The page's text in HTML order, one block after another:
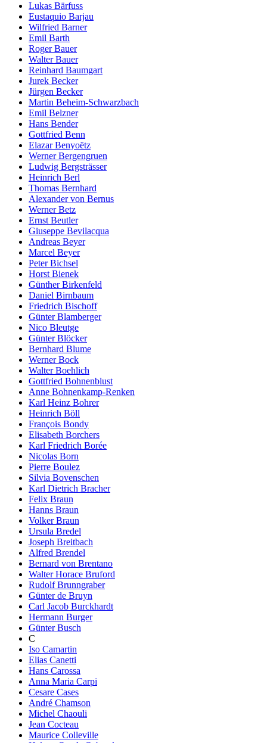
Lukas Bärfuss
Eustaquio Barjau
Wilfried Barner
Emil Barth
Roger Bauer
Walter Bauer
Reinhard Baumgart
Jurek Becker
Jürgen Becker
Martin Beheim-Schwarzbach
Emil Belzner
Hans Bender
Gottfried Benn
Elazar Benyoëtz
Werner Bergengruen
Ludwig Bergsträsser
Heinrich Berl
Thomas Bernhard
Alexander von Bernus
Werner Betz
Ernst Beutler
Giuseppe Bevilacqua
Andreas Beyer
Marcel Beyer
Peter Bichsel
Horst Bienek
Günther Birkenfeld
Daniel Birnbaum
Friedrich Bischoff
Günter Blamberger
Nico Bleutge
Günter Blöcker
Bernhard Blume
Werner Bock
Walter Boehlich
Gottfried Bohnenblust
Anne Bohnenkamp-Renken
Karl Heinz Bohrer
Heinrich Böll
François Bondy
Elisabeth Borchers
Karl Friedrich Borée
Nicolas Born
Pierre Boulez
Silvia Bovenschen
Karl Dietrich Bracher
Felix Braun
Hanns Braun
Volker Braun
Ursula Bredel
Joseph Breitbach
Alfred Brendel
Bernard von Brentano
Walter Horace Bruford
Rudolf Brunngraber
Günter de Bruyn
Carl Jacob Burckhardt
Hermann Burger
Günter Busch
C
Iso Camartin
Elias Canetti
Hans Carossa
Anna Maria Carpi
Cesare Cases
André Chamson
Michel Chaouli
Jean Cocteau
Maurice Colleville